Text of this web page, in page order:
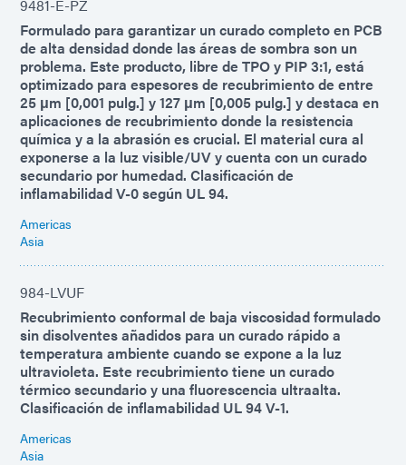
9481-E-PZ
Formulado para garantizar un curado completo en PCB
de alta densidad donde las áreas de sombra son un
problema. Este producto, libre de TPO y PIP 3:1, está
optimizado para espesores de recubrimiento de entre
25 μm [0,001 pulg.] y 127 μm [0,005 pulg.] y destaca en
aplicaciones de recubrimiento donde la resistencia
química y a la abrasión es crucial. El material cura al
exponerse a la luz visible/UV y cuenta con un curado
secundario por humedad. Clasificación de
inflamabilidad V-0 según UL 94.
Americas
Asia
984-LVUF
Recubrimiento conformal de baja viscosidad formulado
sin disolventes añadidos para un curado rápido a
temperatura ambiente cuando se expone a la luz
ultravioleta. Este recubrimiento tiene un curado
térmico secundario y una fluorescencia ultraalta.
Clasificación de inflamabilidad UL 94 V-1.
Americas
Asia